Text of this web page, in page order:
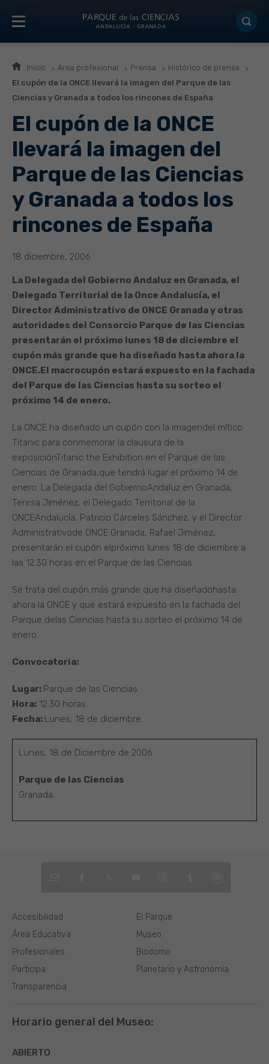
Inicio Área profesional Prensa
Histórico de prensa
El cupón de la ONCE llevará la imagen del Parque de las
Ciencias y Granada a todos los rincones de España
El cupón de la ONCE
llevará la imagen del
Parque de las Ciencias
y Granada a todos los
rincones de España
18 diciembre, 2006
La Delegada del Gobierno Andaluz en Granada, el
Delegado Territorial de la Once Andalucía, el
Director Administrativo de ONCE Granada y otras
autoridades del Consorcio Parque de las Ciencias
presentarán el próximo lunes 18 de diciembre el
cupón más grande que ha diseñado hasta ahora la
ONCE.El macrocupón estará expuesto en la fachada
del Parque de las Ciencias hasta su sorteo el
próximo 14 de enero.
La ONCE ha diseñado un cupón con la imagendel mítico
Titanic para conmemorar la clausura de la
exposiciónTitanic the Exhibition en el Parque de las
Ciencias de Granada,que tendrá lugar el próximo 14 de
enero. La Delegada del GobiernoAndaluz en Granada,
Teresa Jiménez, el Delegado Territorial de la
ONCEAndalucía, Patricio Cárceles Sánchez, y el Director
Administrativode ONCE Granada, Rafael Jiménez,
presentarán el cupón elpróximo lunes 18 de diciembre a
las 12.30 horas en el Parque de las Ciencias.
Se trata del cupón más grande que ha diseñadohasta
ahora la ONCE y que estará expuesto en la fachada del
Parque delas Ciencias hasta su sorteo el próximo 14 de
enero.
Convocatoria:
Lugar: Parque de las Ciencias
Hora: 12.30 horas
Fecha: Lunes, 18 de diciembre.
Lunes, 18 de Diciembre de 2006
Parque de las Ciencias
Granada.
El Parque
Museo
Biodomo
Planetario y Astronomía
Área Educativa
Profesionales
Participa
Transparencia
Accesibilidad
Horario general del Museo:
ABIERTO